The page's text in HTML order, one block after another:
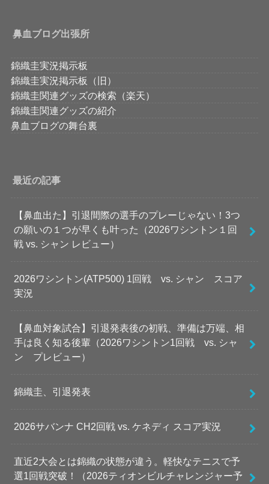
鼻血ブログ出張所
錦織圭実況掲示板
錦織圭実況掲示板（旧）
錦織圭関連グッズの検索（楽天）
錦織圭関連グッズの紹介
鼻血ブログの舞台裏
最近の記事
【鼻血出た】引退間際の選手のプレーじゃない！3つ
の願いの１つが早くも叶った（2026ワシントン１回
戦 vs. シャン レビュー）
2026ワシントン(ATP500) 1回戦 vs. シャン スコア
実況
【鼻血対象試合】引退発表後の初戦、準備は万端、相
手は良く知る後輩（2026ワシントン1回戦 vs. シャ
ン プレビュー）
錦織圭、引退発表
2026サバンナ CH2回戦 vs. ケネディ スコア実況
直近2大会とは錦織の状態が違う。軽快なテニスで予
選1回戦突破！（2026ティオンビルチャレンジャー予